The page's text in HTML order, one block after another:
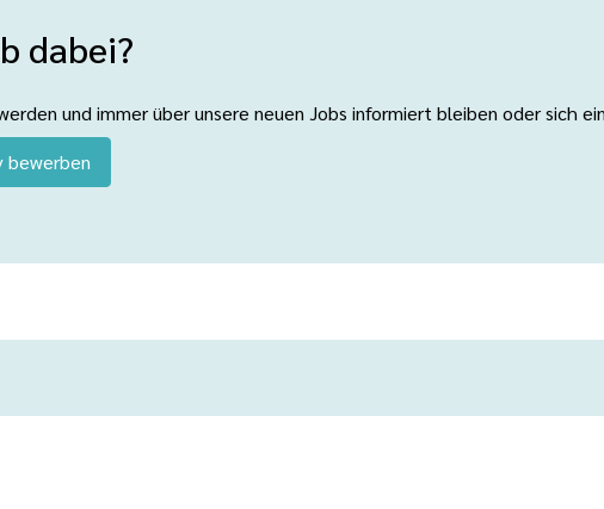
dabei?
und immer über unsere neuen Jobs informiert bleiben oder sich